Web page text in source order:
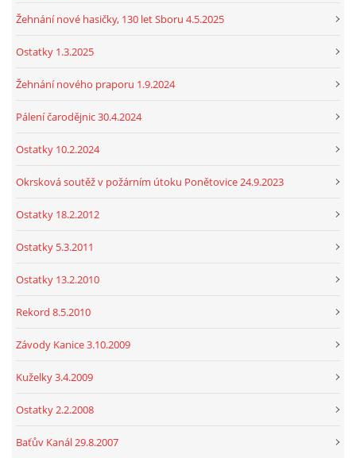
Žehnání nové hasičky, 130 let Sboru 4.5.2025
Ostatky 1.3.2025
Žehnání nového praporu 1.9.2024
Pálení čarodějnic 30.4.2024
Ostatky 10.2.2024
Okrsková soutěž v požárním útoku Ponětovice 24.9.2023
Ostatky 18.2.2012
Ostatky 5.3.2011
Ostatky 13.2.2010
Rekord 8.5.2010
Závody Kanice 3.10.2009
Kuželky 3.4.2009
Ostatky 2.2.2008
Baťův Kanál 29.8.2007